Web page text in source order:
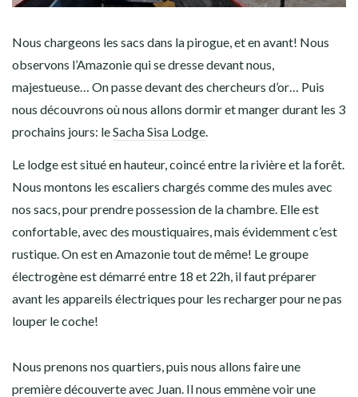
Nous chargeons les sacs dans la pirogue, et en avant! Nous
observons l’Amazonie qui se dresse devant nous,
majestueuse… On passe devant des chercheurs d’or… Puis
nous découvrons où nous allons dormir et manger durant les 3
prochains jours: leSacha Sisa Lodge.
Le lodge est situé en hauteur, coincé entre la rivière et la forêt.
Nous montons les escaliers chargés comme des mules avec
nos sacs, pour prendre possession de la chambre. Elle est
confortable, avec des moustiquaires, mais évidemment c’est
rustique. On est en Amazonie tout de même! Le groupe
électrogène est démarré entre 18 et 22h, il faut préparer
avant les appareils électriques pour les recharger pour ne pas
louper le coche!
Nous prenons nos quartiers, puis nous allons faire une
première découverte avec Juan. Il nous emmène voir une